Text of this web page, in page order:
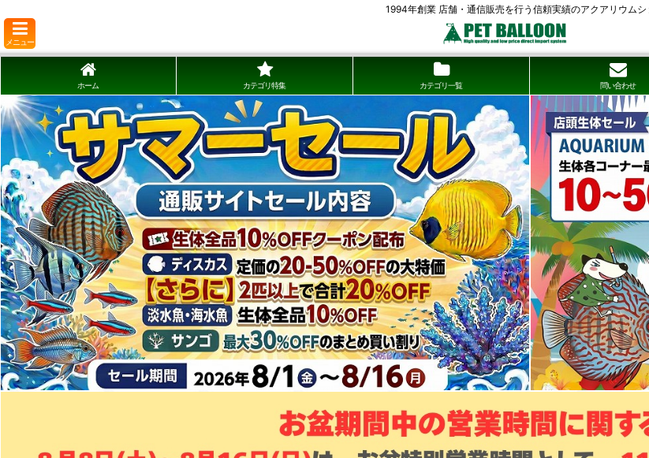
1994年創業 店舗・通信販売を行う信頼実績のアクアリウムシ
メニュー
ホーム カテゴリ特集 カテゴリ一覧 問い合わせ